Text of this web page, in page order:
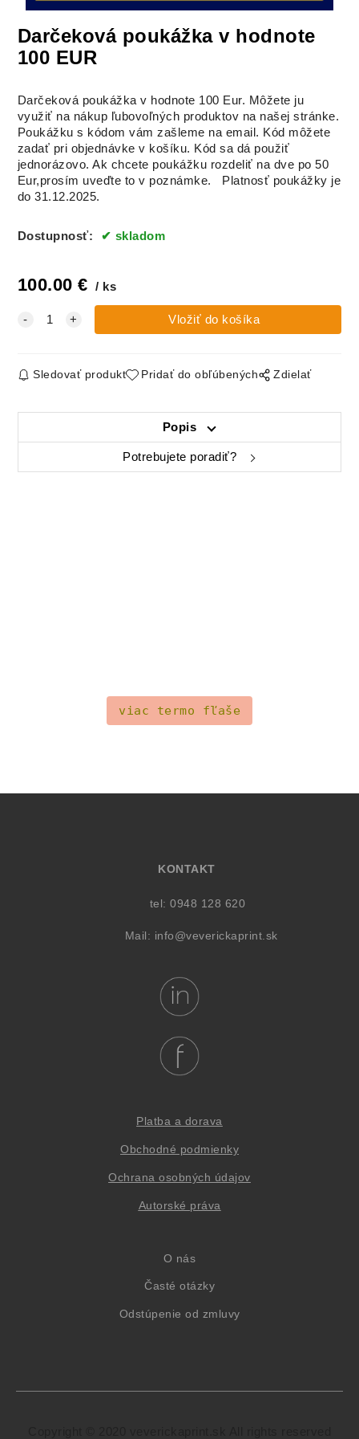
Darčeková poukážka v hodnote
100 EUR
Darčeková poukážka v hodnote 100 Eur. Môžete ju
využiť na nákup ľubovoľných produktov na našej stránke.
Poukážku s kódom vám zašleme na email. Kód môžete
zadať pri objednávke v košíku. Kód sa dá použiť
jednorázovo. Ak chcete poukážku rozdeliť na dve po 50
Eur,prosím uveďte to v poznámke. Platnosť poukážky je
do 31.12.2025.
Dostupnosť: skladom
100.00 € ks
Sledovať produkt Pridať do obľúbených Zdielať
Popis
Potrebujete poradiť?
viac termo fľaše
KONTAKT
tel: 0948 128 620
Mail: info@veverickaprint.sk
Platba a dorava
Obchodné podmienky
Ochrana osobných údajov
Autorské práva
O nás
Časté otázky
Odstúpenie od zmluvy